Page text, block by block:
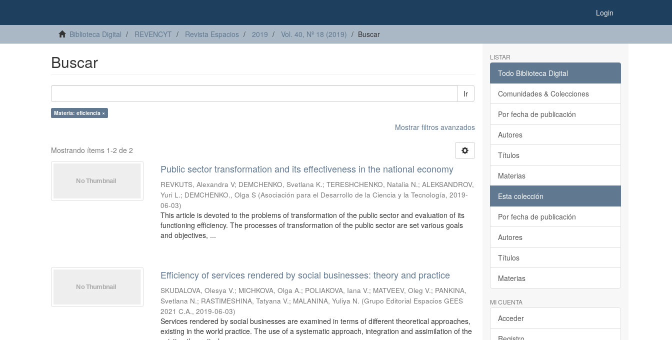
Login
Biblioteca Digital REVENCYT Revista Espacios 2019 Vol. 40, Nº 18 (2019) Buscar
Buscar
Ir
Materia: eficiencia ×
Mostrar filtros avanzados
Mostrando ítems 1-2 de 2
Public sector transformation and its effectiveness in the national economy
REVKUTS, Alexandra V; DEMCHENKO, Svetlana K.;TERESHCHENKO, Natalia N.;ALEKSANDROV,
Yuri L.; DEMCHENKO., Olga S (Asociación para el Desarrollo de la Ciencia y la Tecnología,2019-
06-03)
This article is devoted to the problems of transformation of the public sector and evaluation of its
functioning efficiency. The processes of transformation of the public sector are set various goals
and objectives, ...
Efficiency of services rendered by social businesses: theory and practice
SKUDALOVA, Olesya V.; MICHKOVA, Olga A.; POLIAKOVA, Iana V.; MATVEEV, Oleg V.; PANKINA,
Svetlana N.; RASTIMESHINA, Tatyana V.; MALANINA, Yuliya N. (Grupo Editorial Espacios GEES
2021 C.A.,2019-06-03)
Services rendered by social businesses are examined in terms of different theoretical approaches,
existing in the world practice. The use of a systematic approach, integration and assimilation of the
LISTAR
Todo Biblioteca Digital
Comunidades & Colecciones
Por fecha de publicación
Autores
Títulos
Materias
Esta colección
Por fecha de publicación
Autores
Títulos
Materias
MI CUENTA
Acceder